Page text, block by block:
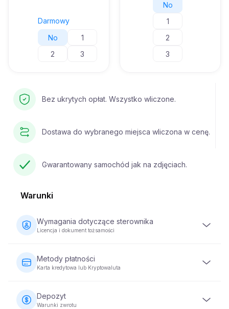
Darmowy
No
1
2
3
No
1
2
3
Bez ukrytych opłat. Wszystko wliczone.
Dostawa do wybranego miejsca wliczona w cenę.
Gwarantowany samochód jak na zdjęciach.
Warunki
Wymagania dotyczące sterownika
Licencja i dokument tożsamości
prawo jazdy. Wymagany jest również dokument
tożsamości (paszport lub dowód osobisty). Niektóre
pojazdy mogą wymagać, aby kierowca posiadał prawo
Metody płatności
Karta kredytowa lub Kryptowaluta
pomocą karty kredytowej lub kryptowaluty. Pełna
płatność jest wymagana w momencie rezerwacji, aby
Depozyt
Warunki zwrotu